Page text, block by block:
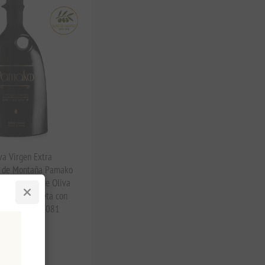
Virgen Extra
Montaña Pamako
ml | Aceite de Oliva
de Creta con
fenólico y 2081